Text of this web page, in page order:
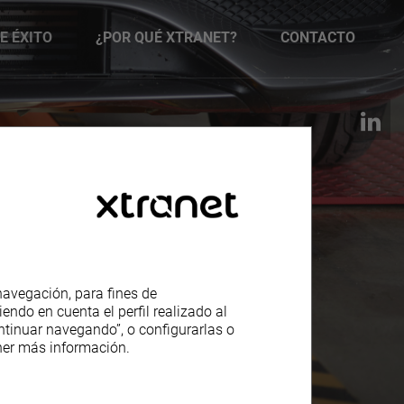
ÉXITO ¿POR QUÉ XTRANET? CONTACTO
para fines de
en cuenta el perfil realizado al
navegando”, o configurarlas o
más información.